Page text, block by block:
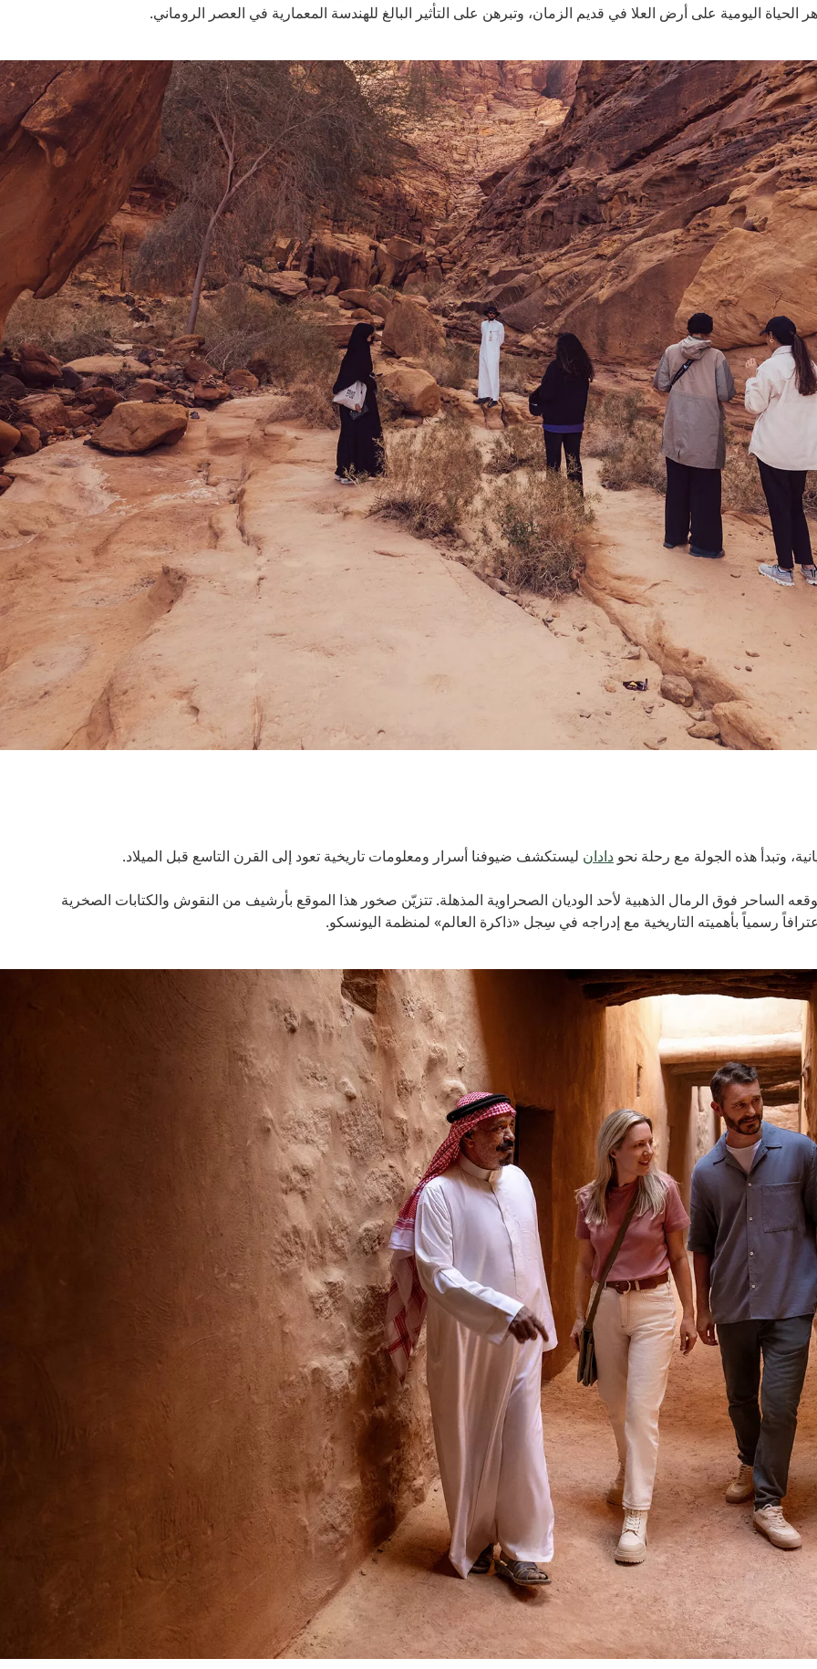
العلا في قديم الزمان، وتبرهن على التأثير البالغ للهندسة المعمارية في العصر الروماني.
رحلة نحودادانليستكشف ضيوفنا أسرار ومعلومات تاريخية تعود إلى القرن التاسع قبل الميلاد.
الذهبية لأحد الوديان الصحراوية المذهلة. تتزيّن صخور هذا الموقع بأرشيف من النقوش والكتابات الصخرية
مع إدراجه في سِجل «ذاكرة العالم» لمنظمة اليونسكو.